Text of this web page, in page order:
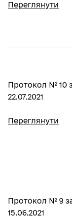
Переглянути
Протокол № 10
22.07.2021
Переглянути
Протокол № 9
15.06.2021